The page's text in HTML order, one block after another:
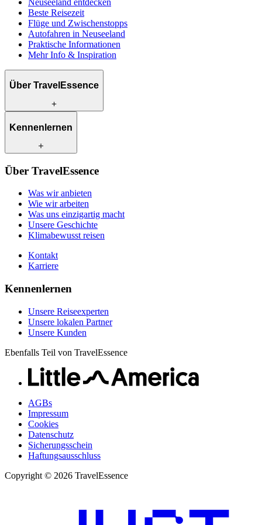
Beste Reisezeit
Flüge und Zwischenstopps
Autofahren in Neuseeland
Praktische Informationen
Mehr Info & Inspiration
Über TravelEssence
Was wir anbieten
Was uns einzigartig macht
Klimabewusst reisen
Kontakt
Karriere
Kennenlernen
Unsere Reiseexperten
Unsere Kunden
Über TravelEssence
Was wir anbieten
Wie wir arbeiten
Was uns einzigartig macht
Unsere Geschichte
Klimabewusst reisen
Kontakt
Karriere
Kennenlernen
Unsere Reiseexperten
Unsere lokalen Partner
Unsere Kunden
Ebenfalls Teil von TravelEssence
AGBs
Impressum
Cookies
Datenschutz
Sicherungsschein
Haftungsausschluss
Copyright © 2026 TravelEssence